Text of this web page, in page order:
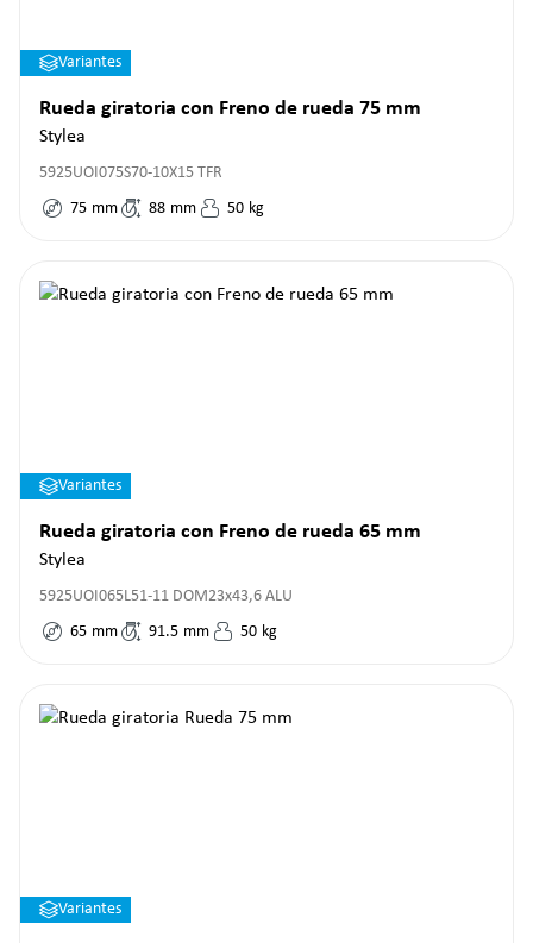
Variantes
Rueda giratoria con Freno de rueda 75 mm
Stylea
5925UOI075S70-10X15 TFR
75 mm 88 mm 50 kg
Variantes
Rueda giratoria con Freno de rueda 65 mm
Stylea
5925UOI065L51-11 DOM23x43,6 ALU
65 mm 91.5 mm 50 kg
Variantes